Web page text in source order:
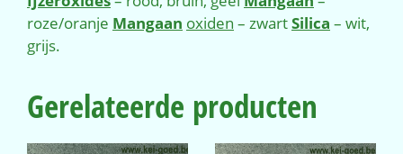
roze/oranje Mangaan oxiden – zwartSilica – wit,
grijs.
Gerelateerde producten